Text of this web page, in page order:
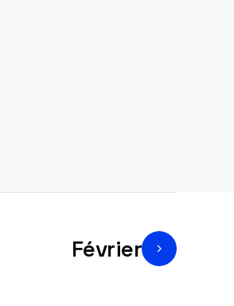
Février